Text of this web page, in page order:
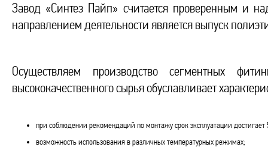
Завод «Синтез Пайп» считается проверенным и
направлением деятельности является выпуск
Осуществляем производство сегментных
высококачественного сырья обуславливает
при соблюдении рекомендаций по монтажу срок эксплуатации достигает
возможность использования в различных температурных режимах;